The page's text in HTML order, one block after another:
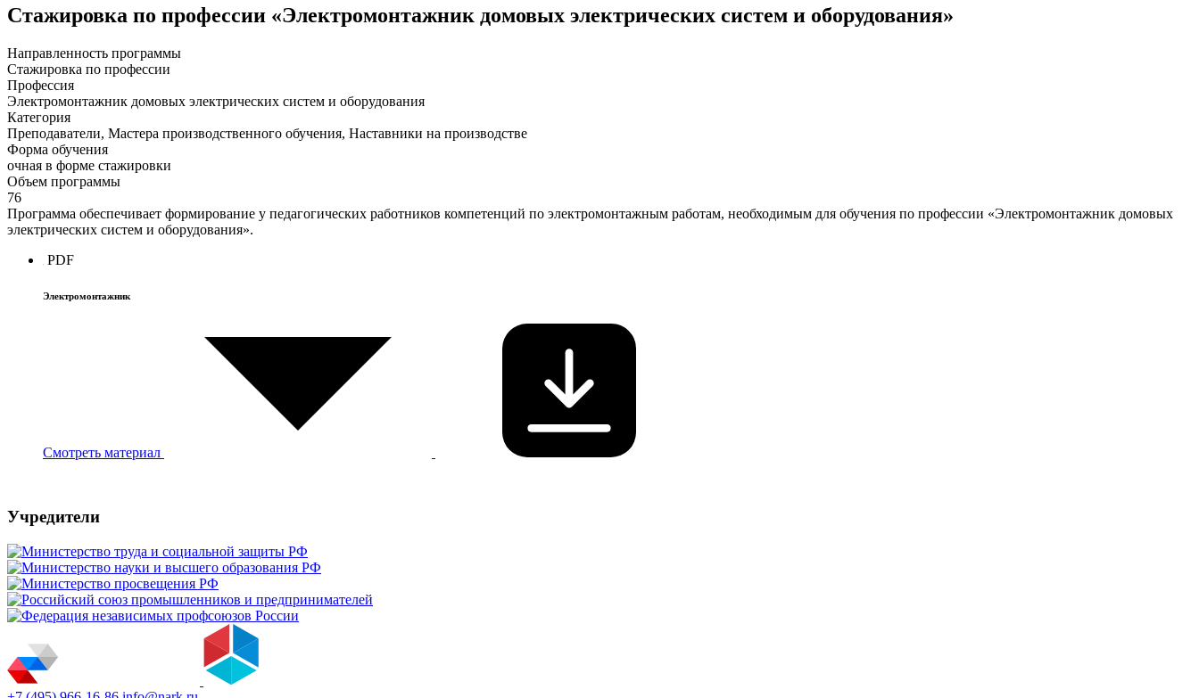
Стажировка по профессии «Электромонтажник домовых электрических систем и оборудования»
Направленность программы
Стажировка по профессии
Профессия
Электромонтажник домовых электрических систем и оборудования
Категория
Преподаватели, Мастера производственного обучения, Наставники на производстве
Форма обучения
очная в форме стажировки
Объем программы
76
Программа обеспечивает формирование у педагогических работников компетенций по электромонтажным работам, необходимым для обучения по профессии «Электромонтажник домовых
электрических систем и оборудования».
PDF
Электромонтажник
Смотреть материал
Учредители